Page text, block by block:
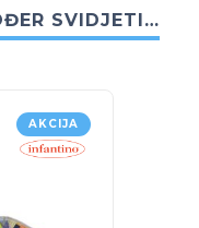
SVIDJETI…
AKCIJA